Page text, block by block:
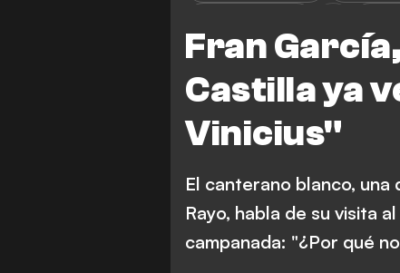
Fran
Castilla ya
Vinicius"
Real Madrid B
El canterano blanco,
Rayo, habla de su visita
campanada: "¿Por qué